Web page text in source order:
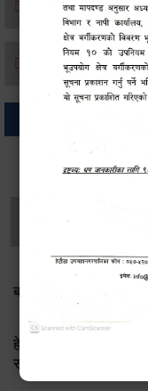
मृत्यू दर्ता
जन्म दर्ता
थप विवरणहरु
बाल भेला तथा योजना
हेटौंडा
समावेशीकरण परीक्षण